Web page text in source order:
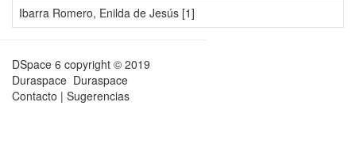
Ibarra Romero, Enilda de Jesús [1]
DSpace 6 copyright © 2019
Duraspace Duraspace
Contacto | Sugerencias